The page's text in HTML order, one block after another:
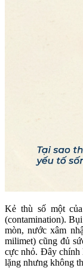
Kẻ thù số một
(contamination).
mòn, nước xâm
milimet) cũng đủ
cực nhỏ. Đây chính
lặng nhưng không